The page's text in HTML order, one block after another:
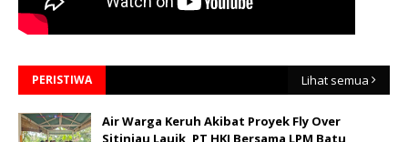
PERISTIWA Lihat semua
Air Warga Keruh Akibat Proyek Fly Over
Sitinjau Lauik, PT HKI Bersama LPM Batu